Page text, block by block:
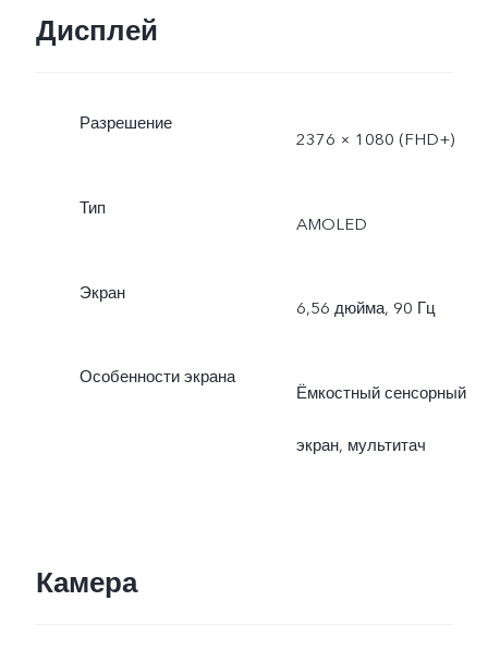
Дисплей
Разрешение
2376 × 1080 (FHD+)
Тип
AMOLED
Экран
6,56 дюйма, 90 Гц
Особенности экрана
Ёмкостный сенсорный
экран, мультитач
Камера